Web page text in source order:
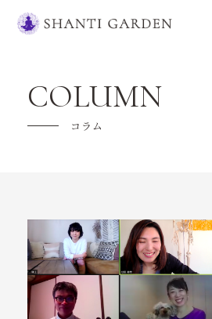
よくあるご質問
講師紹介
スケジュール
COLUMN
コラム